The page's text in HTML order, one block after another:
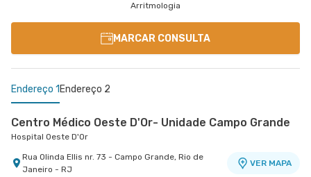
Arritmologia
MARCAR CONSULTA
Endereço 1 Endereço 2
Centro Médico Oeste D'Or- Unidade Campo Grande
Hospital Oeste D'Or
Rua Olinda Ellis nr. 73 - Campo Grande, Rio de
Janeiro - RJ
VER MAPA